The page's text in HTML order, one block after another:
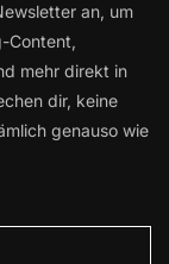
an, um
Content,
mehr direkt in
dir, keine
genauso wie